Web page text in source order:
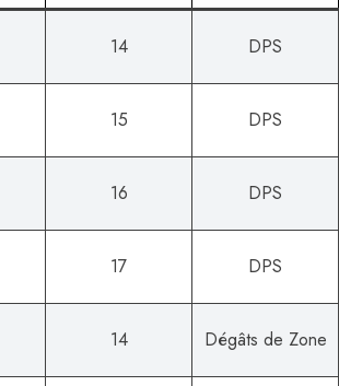
14 DPS
15 DPS
16 DPS
17 DPS
14 Dégâts de Zone